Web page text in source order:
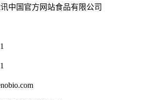
中国官方网站食品有限公司